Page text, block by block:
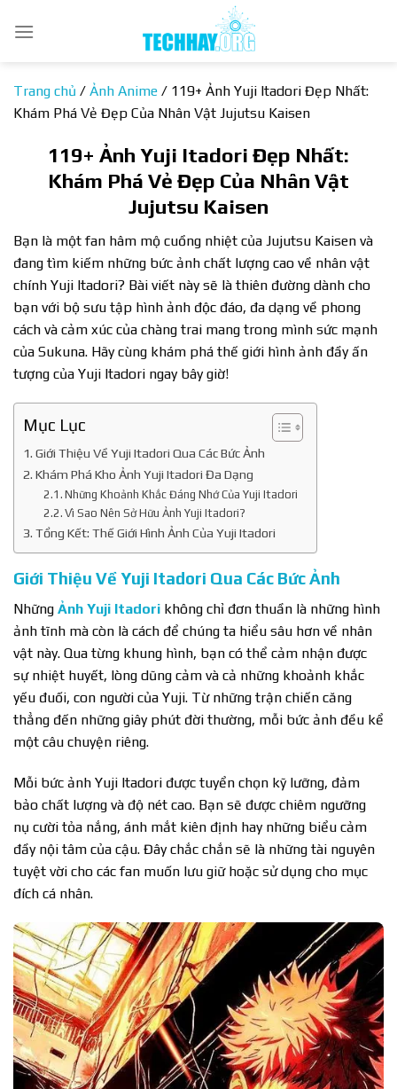
qua
Trang chủ / Ảnh Anime / 119+ Ảnh Yuji Itadori Đẹp Nhất:
Khám Phá Vẻ Đẹp Của Nhân Vật Jujutsu Kaisen
119+ Ảnh Yuji Itadori Đẹp Nhất:
Khám Phá Vẻ Đẹp Của Nhân Vật
Jujutsu Kaisen
Bạn là một fan hâm mộ cuồng nhiệt của Jujutsu Kaisen và
đang tìm kiếm những bức ảnh chất lượng cao về nhân vật
chính Yuji Itadori? Bài viết này sẽ là thiên đường dành cho
bạn với bộ sưu tập hình ảnh độc đáo, đa dạng về phong
cách và cảm xúc của chàng trai mang trong mình sức mạnh
của Sukuna. Hãy cùng khám phá thế giới hình ảnh đầy ấn
tượng của Yuji Itadori ngay bây giờ!
Mục Lục
Giới Thiệu Về Yuji Itadori Qua Các Bức Ảnh
Khám Phá Kho Ảnh Yuji Itadori Đa Dạng
Những Khoảnh Khắc Đáng Nhớ Của Yuji Itadori
Vì Sao Nên Sở Hữu Ảnh Yuji Itadori?
Tổng Kết: Thế Giới Hình Ảnh Của Yuji Itadori
Giới Thiệu Về Yuji Itadori Qua Các Bức Ảnh
Những Ảnh Yuji Itadori không chỉ đơn thuần là những hình
ảnh tĩnh mà còn là cách để chúng ta hiểu sâu hơn về nhân
vật này. Qua từng khung hình, bạn có thể cảm nhận được
sự nhiệt huyết, lòng dũng cảm và cả những khoảnh khắc
yếu đuối, con người của Yuji. Từ những trận chiến căng
thẳng đến những giây phút đời thường, mỗi bức ảnh đều kể
một câu chuyện riêng.
Mỗi bức ảnh Yuji Itadori được tuyển chọn kỹ lưỡng, đảm
bảo chất lượng và độ nét cao. Bạn sẽ được chiêm ngưỡng
nụ cười tỏa nắng, ánh mắt kiên định hay những biểu cảm
đầy nội tâm của cậu. Đây chắc chắn sẽ là những tài nguyên
tuyệt vời cho các fan muốn lưu giữ hoặc sử dụng cho mục
đích cá nhân.